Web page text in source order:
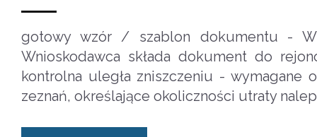
gotowy wzór / szablon dokumentu -
Wnioskodawca składa dokument do
kontrolna uległa zniszczeniu - wymagane
zeznań, określające okoliczności utraty